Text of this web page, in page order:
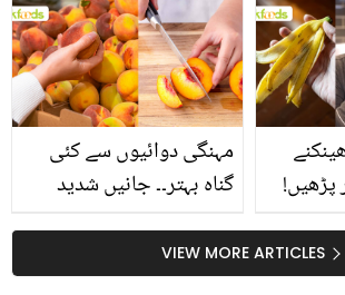
سے متعلق غلط فہمیوں کی
حقیقت کیا ہے اور افواہ
کیا؟
مہنگی دوائیوں سے کئی
گناہ بہتر۔۔ جانیں شدید
کیوں کھانا چاہیے؟
VIEW MORE ARTICLES